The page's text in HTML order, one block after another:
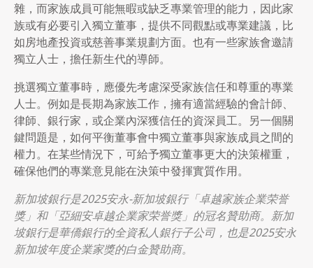
雜，而家族成員可能無暇或缺乏專業管理的能力，因此家
族或有必要引入獨立董事，提供不同觀點或專業建議，比
如房地產投資或慈善事業規劃方面。也有一些家族會邀請
獨立人士，擔任新生代的導師。
挑選獨立董事時，應優先考慮深受家族信任和尊重的專業
人士。例如是長期為家族工作，擁有適當經驗的會計師、
律師、銀行家，或企業內深獲信任的資深員工。另一個關
鍵問題是，如何平衡董事會中獨立董事與家族成員之間的
權力。在某些情況下，可給予獨立董事更大的決策權重，
確保他們的專業意見能在決策中發揮實質作用。
新加坡銀行是2025安永-新加坡銀行「卓越家族企業荣誉
獎」和「亞細安卓越企業家荣誉獎」的冠名贊助商。新加
坡銀行是華僑銀行的全資私人銀行子公司，也是2025安永
新加坡年度企業家獎的白金贊助商。